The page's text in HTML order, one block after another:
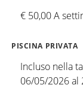
€ 50,00 A
PISCINA PRIVATA
Incluso nella
06/05/2026 al